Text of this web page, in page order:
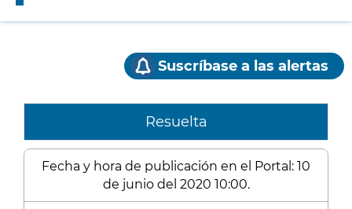
Suscríbase a las alertas
Resuelta
Fecha y hora de publicación en el Portal: 10
de junio del 2020 10:00.